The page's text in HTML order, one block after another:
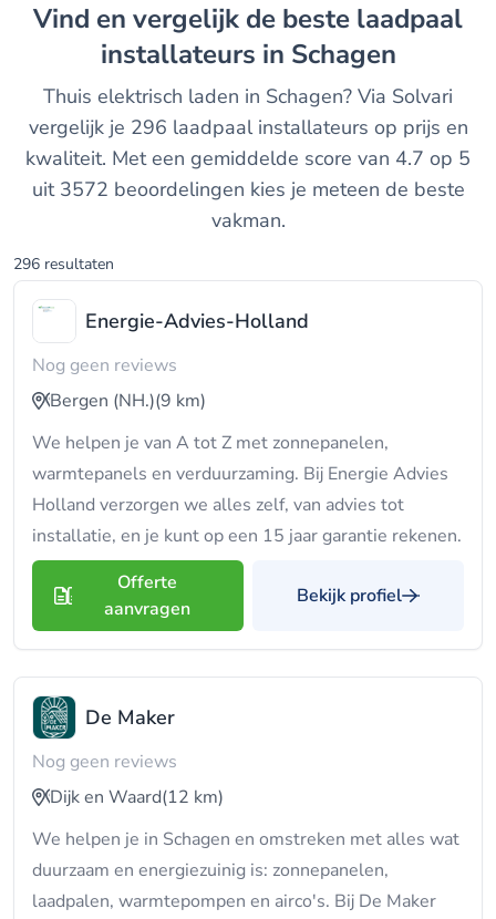
Vind en vergelijk de beste laadpaal
installateurs in Schagen
Thuis elektrisch laden in Schagen? Via Solvari
vergelijk je 296 laadpaal installateurs op prijs en
kwaliteit. Met een gemiddelde score van 4.7 op 5
uit 3572 beoordelingen kies je meteen de beste
vakman.
296 resultaten
Energie-Advies-Holland
Nog geen reviews
Bergen (NH.)(9 km)
We helpen je van A tot Z met zonnepanelen,
warmtepanels en verduurzaming. Bij Energie Advies
Holland verzorgen we alles zelf, van advies tot
installatie, en je kunt op een 15 jaar garantie rekenen.
Offerte
aanvragen
Bekijk profiel
De Maker
Nog geen reviews
Dijk en Waard(12 km)
We helpen je in Schagen en omstreken met alles wat
duurzaam en energiezuinig is: zonnepanelen,
laadpalen, warmtepompen en airco's. Bij De Maker